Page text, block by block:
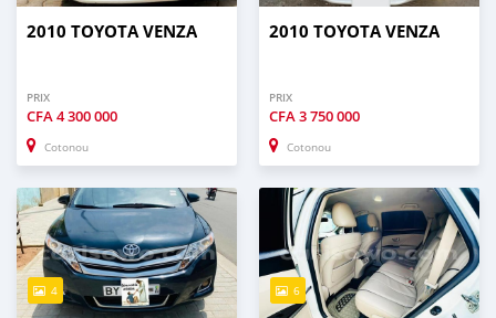
2010 TOYOTA VENZA
PRIX
CFA4 300 000
Cotonou
2010 TOYOTA VENZA
PRIX
CFA3 750 000
Cotonou
4 6